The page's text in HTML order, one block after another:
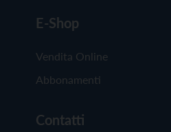
E-Shop
Vendita Online
Abbonamenti
Contatti